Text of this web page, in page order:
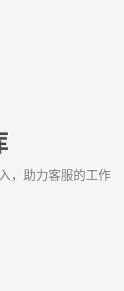
，助力客服的工作